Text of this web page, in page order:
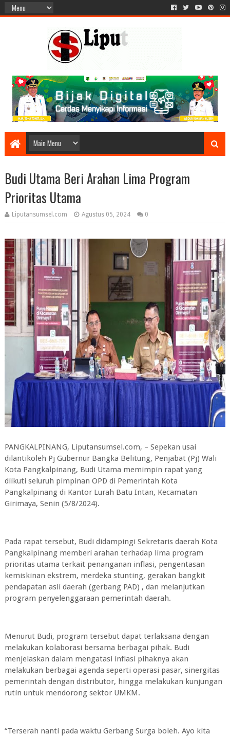
Budi Utama Beri Arahan Lima Program
Prioritas Utama
Liputansumsel.com Agustus 05, 2024 0
PANGKALPINANG, Liputansumsel.com, – Sepekan usai
dilantikoleh Pj Gubernur Bangka Belitung, Penjabat (Pj) Wali
Kota Pangkalpinang, Budi Utama memimpin rapat yang
diikuti seluruh pimpinan OPD di Pemerintah Kota
Pangkalpinang di Kantor Lurah Batu Intan, Kecamatan
Girimaya, Senin (5/8/2024).
Pada rapat tersebut, Budi didampingi Sekretaris daerah Kota
Pangkalpinang memberi arahan terhadap lima program
prioritas utama terkait penanganan inflasi, pengentasan
kemiskinan ekstrem, merdeka stunting, gerakan bangkit
pendapatan asli daerah (gerbang PAD) , dan melanjutkan
program penyelenggaraan pemerintah daerah.
Menurut Budi, program tersebut dapat terlaksana dengan
melakukan kolaborasi bersama berbagai pihak. Budi
menjelaskan dalam mengatasi inflasi pihaknya akan
melakukan berbagai agenda seperti operasi pasar, sinergitas
pemerintah dengan distributor, hingga melakukan kunjungan
rutin untuk mendorong sektor UMKM.
“Terserah nanti pada waktu Gerbang Surga boleh. Ayo kita